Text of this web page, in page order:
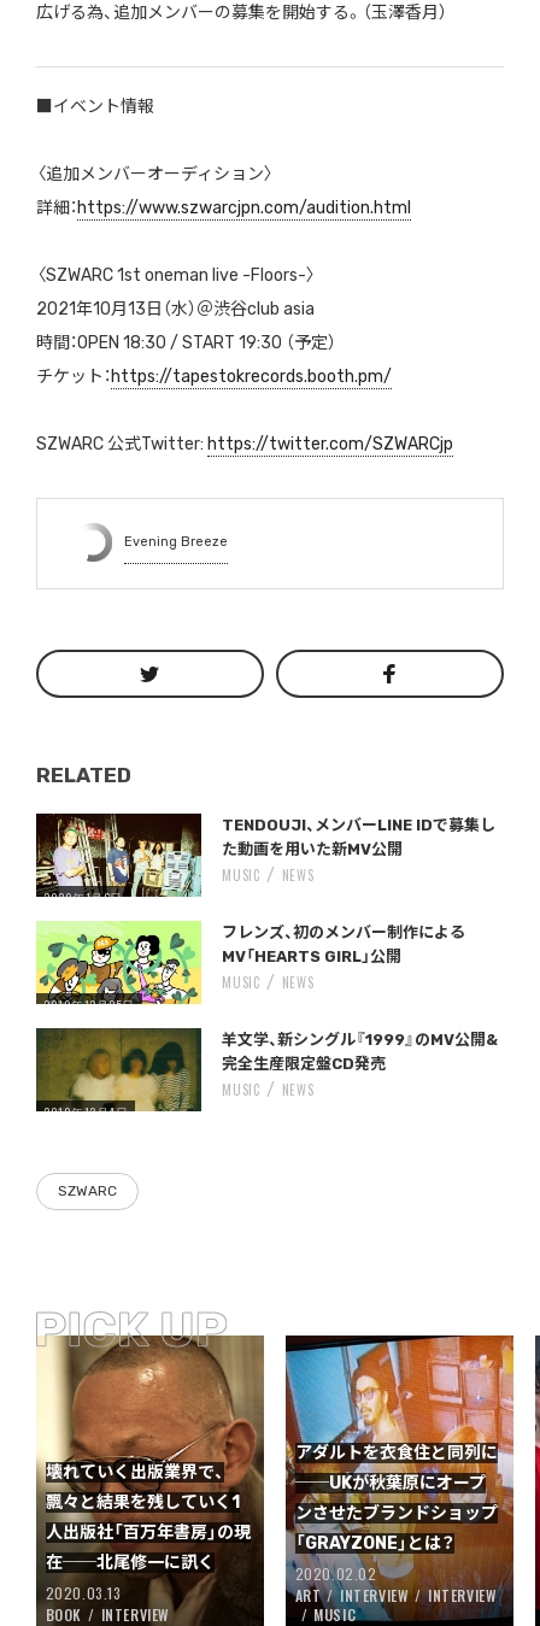
広げる為、追加メンバーの募集を開始する。（玉澤香月）
■イベント情報
〈追加メンバーオーディション〉
詳細： https://www.szwarcjpn.com/audition.html
〈SZWARC 1st oneman live -Floors-〉
2021年10月13日（水）＠渋谷club asia
時間：OPEN 18:30 / START 19:30 （予定）
チケット： https://tapestokrecords.booth.pm/
SZWARC 公式Twitter: https://twitter.com/SZWARCjp
Evening Breeze
RELATED
Warning : Undefined variable $post_id in
/home/storywriter/storywriter.tokyo/public_html/wp-content/themes/StoryWriter/single.phpon line242
TENDOUJI、メンバーLINE IDで募集し
た動画を用いた新MV公開
2020年1月6日
MUSIC NEWS
Warning : Undefined variable $post_id in
/home/storywriter/storywriter.tokyo/public_html/wp-content/themes/StoryWriter/single.phpon line242
フレンズ、初のメンバー制作による
MV「HEARTS GIRL」公開
2019年12月25日
MUSIC NEWS
Warning : Undefined variable $post_id in
/home/storywriter/storywriter.tokyo/public_html/wp-content/themes/StoryWriter/single.phpon line242
羊文学、新シングル『1999』のMV公開&
完全生産限定盤CD発売
2019年12月4日
MUSIC NEWS
SZWARC
壊れていく出版業界で、
飄々と結果を残していく1
人出版社「百万年書房」の現
在──北尾修一に訊く
2020.03.13
BOOK
INTERVIEW
アダルトを衣食住と同列に
──UKが秋葉原にオープ
ンさせたブランドショップ
「GRAYZONE」とは？
2020.02.02
ART
INTERVIEW
INTERVIEW
MUSIC